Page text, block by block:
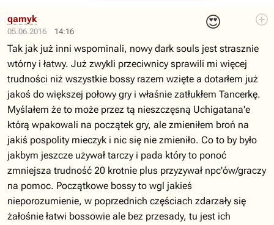
05.06.2016 14:16
😍
qamyk
Tak jak już inni wspominali, nowy dark souls jest strasznie
wtórny i łatwy. Już zwykli przeciwnicy sprawili mi więcej
trudności niż wszystkie bossy razem wzięte a dotarłem już
jakoś do większej połowy gry i właśnie zatłukłem Tancerkę.
Myślałem że to może przez tą nieszczęsną Uchigatana'e
którą wpakowali na początek gry, ale zmieniłem broń na
jakiś pospolity mieczyk i nic się nie zmieniło. Co to by było
jakbym jeszcze używał tarczy i pada który to ponoć
zmniejsza trudność 20 krotnie plus przyzywał npc'ów/graczy
na pomoc. Początkowe bossy to wgl jakieś
nieporozumienie, w poprzednich częściach zdarzały się
żałośnie łatwi bossowie ale bez przesady, tu jest ich